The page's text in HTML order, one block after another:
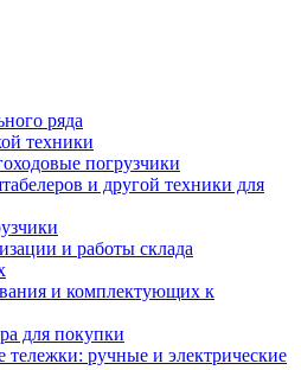
ряда
техники
погрузчики
и другой техники для
и работы склада
и комплектующих к
для покупки
тележки: ручные и электрические